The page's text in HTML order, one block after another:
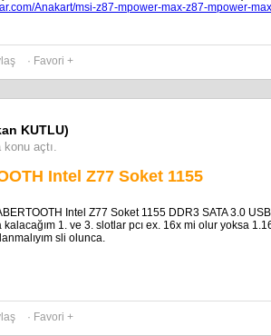
mikrofon
evrensel
B x Y)
3.92 kg
Anakart/msi-z87-mpower-max-z87-mpower-
· Favori +
KUTLU)
konu açtı.
Intel Z77 Soket 1155
Intel Z77 Soket 1155 DDR3 SATA 3.0
1. ve 3. slotlar pcı ex. 16x mi olur yoksa
sli olunca.
· Favori +